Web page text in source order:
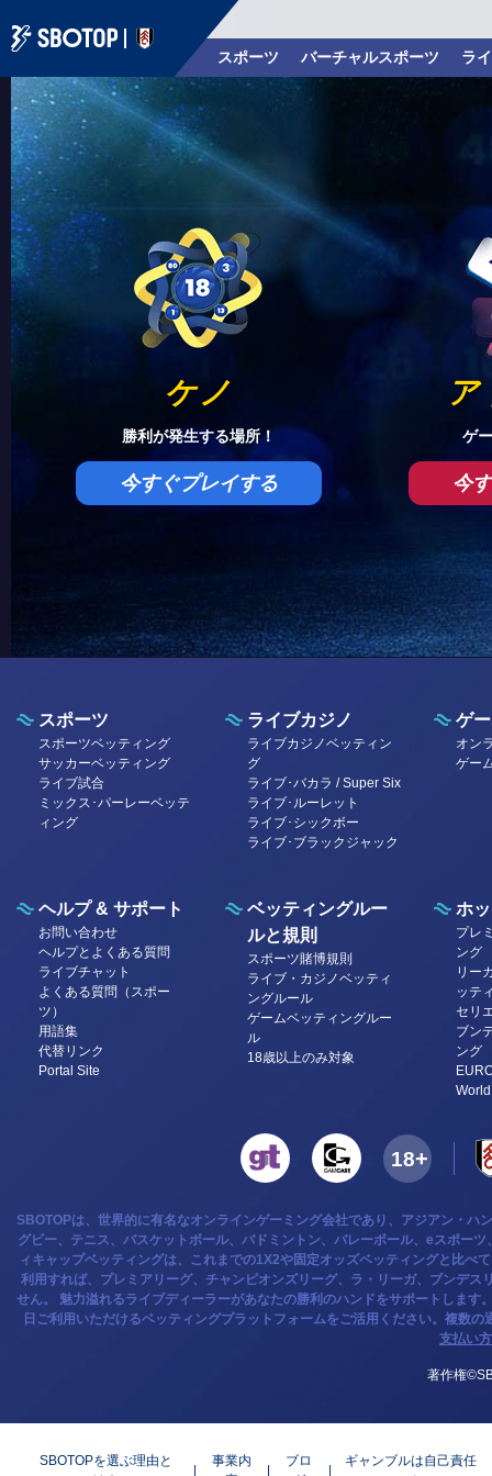
スポーツ バーチャルスポーツ ラ
ケノ
勝利が発生する場所！
今すぐプレイする
ア
ゲ
今
スポーツ
スポーツベッティング
サッカーベッティング
ライブ試合
ミックス･パーレーベッテ
ィング
ライブカジノ
ライブカジノベッティン
グ
ライブ･バカラ / Super Six
ライブ･ルーレット
ライブ･シックボー
ライブ･ブラックジャック
ゲ
オン
ゲー
ヘルプ & サポート
お問い合わせ
ヘルプとよくある質問
ライブチャット
よくある質問（スポー
ツ）
用語集
代替リンク
Portal Site
ベッティングルー
ルと規則
スポーツ賭博規則
ライブ・カジノベッティ
ングルール
ゲームベッティングルー
ル
18歳以上のみ対象
ホ
プレ
ング
リー
ッテ
セリ
ブン
ング
SBOTOPは、世界的に有名なオンラインゲーミング会社であり、アジアン・ハ
グビー、テニス、バスケットボール、バドミントン、バレーボール、eスポー
ィキャップベッティングは、これまでの1X2や固定オッズベッティングと比
利用すれば、プレミアリーグ、チャンピオンズリーグ、ラ・リーガ、ブンデ
せん。 魅力溢れるライブディーラーがあなたの勝利のハンドをサポートします
日ご利用いただけるベッティングプラットフォームをご活用ください。複数
支払い
著作権
SBOTOPを選ぶ理由と
事業内
ブロ
ギャンブルは自己責任